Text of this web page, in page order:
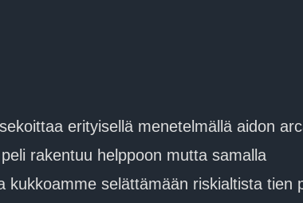
erityisellä menetelmällä aidon
rakentuu helppoon mutta samalla
selättämään riskialtista tien